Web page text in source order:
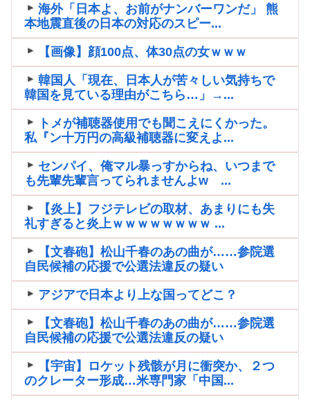
海外「日本よ、お前がナンバーワンだ」 熊
本地震直後の日本の対応のスピー...
【画像】顔100点、体30点の女ｗｗｗ
韓国人「現在、日本人が苦々しい気持ちで
韓国を見ている理由がこちら…」→...
トメが補聴器使用でも聞こえにくかった。
私『ン十万円の高級補聴器に変えよ...
センパイ、俺マル暴っすからね、いつまで
も先輩先輩言ってられませんよw ...
【炎上】フジテレビの取材、あまりにも失
礼すぎると炎上ｗｗｗｗｗｗｗｗ ...
【文春砲】松山千春のあの曲が……参院選
自民候補の応援で公選法違反の疑い
アジアで日本より上な国ってどこ？
【文春砲】松山千春のあの曲が……参院選
自民候補の応援で公選法違反の疑い
【宇宙】ロケット残骸が月に衝突か、２つ
のクレーター形成…米専門家「中国...